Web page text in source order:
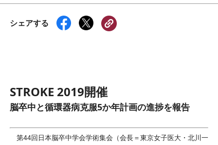
シェアする
STROKE 2019開催
脳卒中と循環器病克服5か年計画の進捗を報告
第44回日本脳卒中学会学術集会（会長＝東京女子医大・北川一